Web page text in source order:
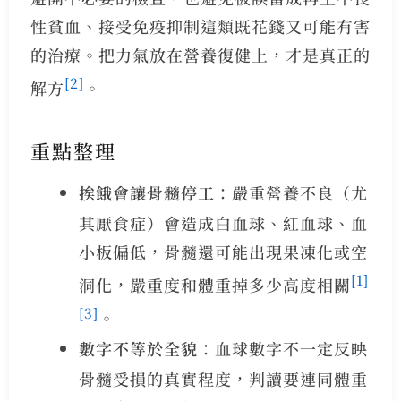
性貧血、接受免疫抑制這類既花錢又可能有害
的治療。把力氣放在營養復健上，才是真正的
解方[2] 。
重點整理
挨餓會讓骨髓停工 ：嚴重營養不良（尤
其厭食症）會造成白血球、紅血球、血
小板偏低，骨髓還可能出現果凍化或空
洞化，嚴重度和體重掉多少高度相關[1]
[3] 。
數字不等於全貌 ：血球數字不一定反映
骨髓受損的真實程度，判讀要連同體重